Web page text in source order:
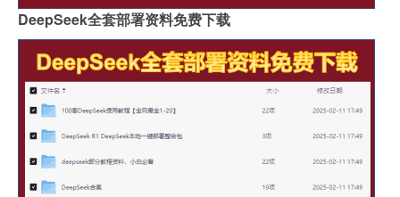
DeepSeek全套部署资料免费下载